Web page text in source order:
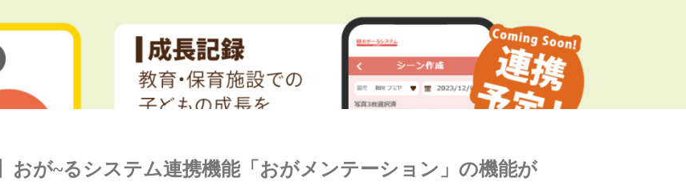
おが~るシステム連携機能「おがメンテーション」の機能が